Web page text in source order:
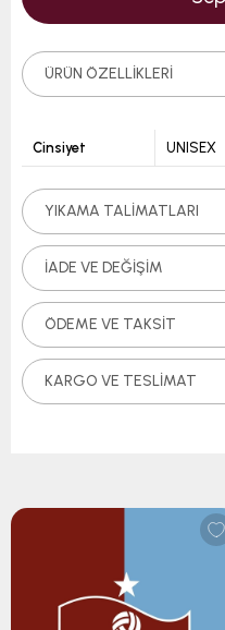
ÜRÜN ÖZELLIKLERI
Cinsiyet UNISEX
YIKAMA TALIMATLARI
İADE VE DEĞIŞIM
ÖDEME VE TAKSIT
KARGO VE TESLIMAT